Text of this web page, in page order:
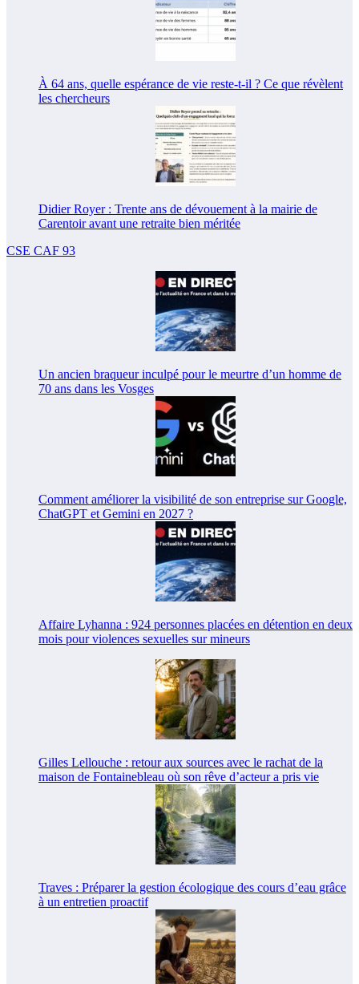
À 64 ans, quelle espérance de vie reste-t-il ? Ce que révèlent
les chercheurs
Didier Royer : Trente ans de dévouement à la mairie de
Carentoir avant une retraite bien méritée
CSE CAF 93
Un ancien braqueur inculpé pour le meurtre d’un homme de
70 ans dans les Vosges
Comment améliorer la visibilité de son entreprise sur Google,
ChatGPT et Gemini en 2027 ?
Affaire Lyhanna : 924 personnes placées en détention en deux
mois pour violences sexuelles sur mineurs
Gilles Lellouche : retour aux sources avec le rachat de la
maison de Fontainebleau où son rêve d’acteur a pris vie
Traves : Préparer la gestion écologique des cours d’eau grâce
à un entretien proactif